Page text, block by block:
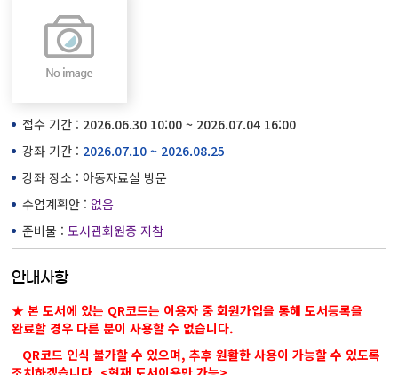
접수 기간 : 2026.06.30 10:00 ~ 2026.07.04 16:00
강좌 기간 : 2026.07.10 ~ 2026.08.25
강좌 장소 : 아동자료실 방문
수업계획안 : 없음
준비물 :도서관회원증 지참
안내사항
★ 본 도서에 있는 QR코드는 이용자 중 회원가입을 통해 도서등록을
완료할 경우 다른 분이 사용할 수 없습니다.
QR코드 인식 불가할 수 있으며, 추후 원활한 사용이 가능할 수 있도록